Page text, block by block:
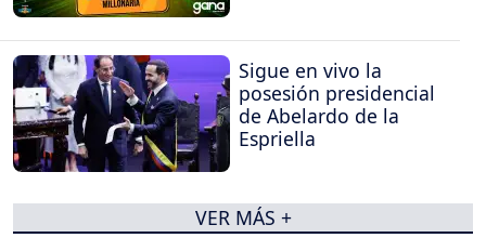
Sigue en vivo la
posesión presidencial
de Abelardo de la
Espriella
VER MÁS +